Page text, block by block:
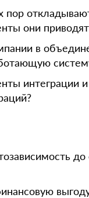
пор
они
в
интеграции
до